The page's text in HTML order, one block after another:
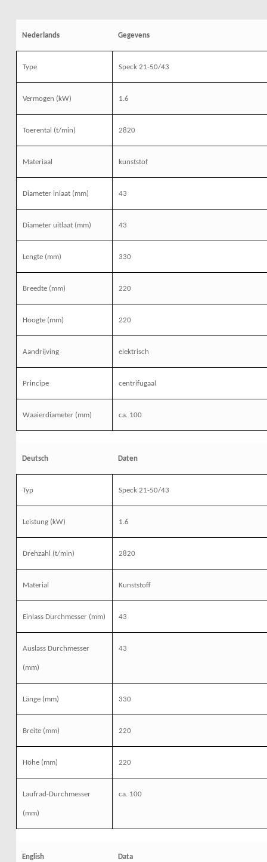
Nederlands Gegevens
Type Speck 21-50/43
Vermogen (kW) 1.6
Toerental (t/min) 2820
Materiaal kunststof
Diameter inlaat (mm) 43
Diameter uitlaat (mm) 43
Lengte (mm) 330
Breedte (mm) 220
Hoogte (mm) 220
Aandrijving elektrisch
Principe centrifugaal
Waaierdiameter (mm) ca. 100
Deutsch Daten
Typ Speck 21-50/43
Leistung(kW) 1.6
Drehzahl (t/min) 2820
Material Kunststoff
Einlass Durchmesser(mm) 43
Auslass Durchmesser
(mm)
43
Länge(mm) 330
Breite(mm) 220
Höhe(mm) 220
Laufrad-Durchmesser
(mm)
ca. 100
English Data